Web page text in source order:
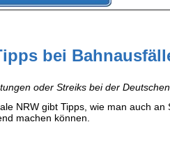
bei
oder Streiks bei der
NRW gibt Tipps, wie man auch
machen können.